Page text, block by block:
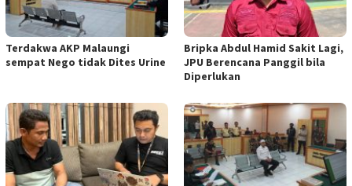
Terdakwa AKP Malaungi
sempat Nego tidak Dites Urine
Bripka Abdul Hamid Sakit Lagi,
JPU Berencana Panggil bila
Diperlukan